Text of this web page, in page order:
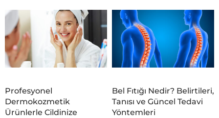
Profesyonel
Dermokozmetik
Ürünlerle Cildinize
Bel Fıtığı Nedir? Belirtileri,
Tanısı ve Güncel Tedavi
Yöntemleri